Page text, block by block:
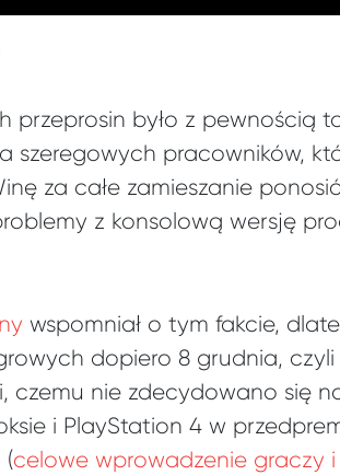
przeprosin było z pewnością
szeregowych pracowników,
za całe zamieszanie
z konsolową wersję
wspomniał o tym fakcie,
dopiero 8 grudnia,
czemu nie zdecydowano się
i PlayStation 4 w
(celowe wprowadzenie graczy i